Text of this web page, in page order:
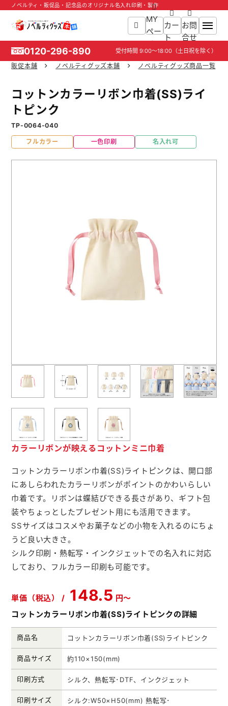
ノベルティ・販促品・記念品のオリジナル名入れ印刷・製作
MY
ペー
ジ
カー
ト
お問
合せ
0120-296-890 受付時間 9:00～18:00（土日祝を除く）
商品一覧
ご利用ガイド
入稿ガイド
よくあるご質問
名入れ印刷方法
ポケットティッシュ本舗
カレンダー本舗
カイロ本舗
キャンディー本舗
ボックスティッシュ本舗
メモ帳本舗
クリアファイル本舗
ウェットティッシュ本舗
うちわ本舗
扇子本舗
ノベルティグッズ本舗
販促本舗 ノベルティグッズ本舗 ノベルティグッズ商品一覧
コットンカラーリボン巾着(SS)ライ
トピンク
TP-0064-040
フルカラー 一色印刷 名入れ可
カラーリボンが映えるコットンミニ巾着
コットンカラーリボン巾着(SS)ライトピンクは、開口部
にあしらわれたカラーリボンがポイントのかわいらしい
巾着です。リボンは蝶結びできる長さがあり、ギフト包
装やちょっとしたプレゼント用にも活用できます。
SSサイズはコスメやお菓子などの小物を入れるのにちょ
うど良い大きさ。
シルク印刷・熱転写・インクジェットでの名入れに対応
しており、フルカラー印刷も可能です。
単価（税込） / 148.5 円～
コットンカラーリボン巾着(SS)ライトピンクの詳細
商品名 コットンカラーリボン巾着(SS)ライトピンク
商品サイズ 約110×150(mm)
印刷方式 シルク、熱転写･DTF、インクジェット
印刷サイズ
シルク:W50×H50(mm) 熱転写･